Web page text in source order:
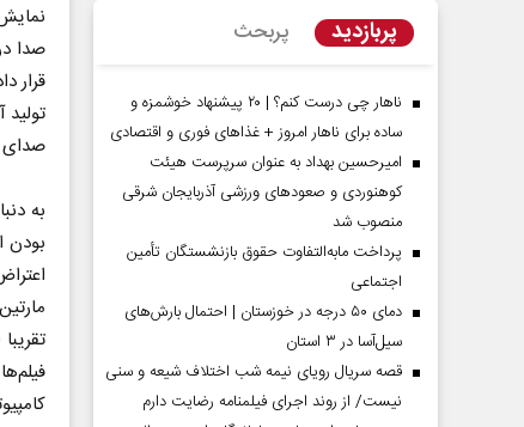
صدا
قرار
صدای
به
بودن
پربازدید پربحث
ناهار چی درست کنم؟ | ۲۰ پیشنهاد خوشمزه و
ساده برای ناهار امروز + غذاهای فوری و اقتصادی
امیرحسین بهداد به عنوان سرپرست هیئت
کوهنوردی و صعودهای ورزشی آذربایجان شرقی
منصوب شد
پرداخت مابه‌التفاوت حقوق بازنشستگان تأمین
اجتماعی
دمای ۵۰ درجه در خوزستان | احتمال بارش‌های
سیل‌آسا در ۳ استان
قصه سریال رویای نیمه شب اختلاف شیعه و سنی
نیست/ از روند اجرای فیلمنامه رضایت دارم
صفحات نخست روزنامه ها‌ی‌سه‌شنبه ۶ مردادماه